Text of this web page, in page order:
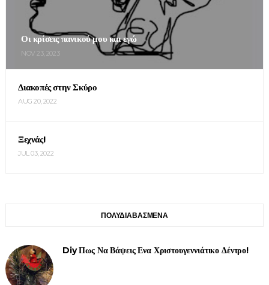
Οι κρίσεις πανικού μου και εγώ
NOV 23, 2023
Διακοπές στην Σκύρο
AUG 20, 2022
Ξεχνάς!
JUL 03, 2022
ΠΟΛΥΔΙΑΒΑΣΜΕΝΑ
Diy Πως Να Βάψεις Ενα Χριστουγεννιάτικο Δέντρο!